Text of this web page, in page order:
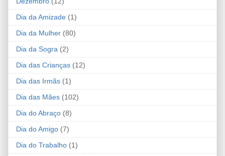
Dia da Amizade (1)
Dia da Mulher (80)
Dia da Sogra (2)
Dia das Crianças (12)
Dia das Irmãs (1)
Dia das Mães (102)
Dia do Abraço (8)
Dia do Amigo (7)
Dia do Trabalho (1)